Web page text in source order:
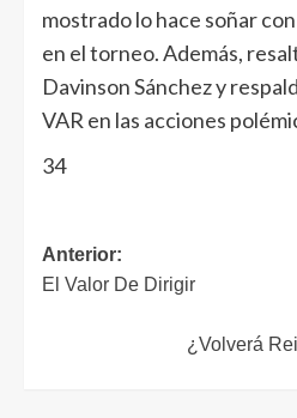
mostrado lo hace soñar
en el torneo. Además,
Davinson Sánchez y
VAR en las acciones
34
Anterior:
El Valor De Dirigir
¿Volverá